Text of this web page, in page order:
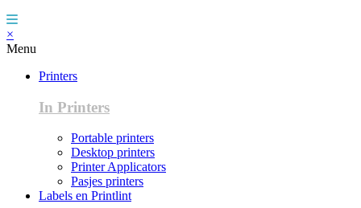
×
Menu
Printers
In Printers
Portable printers
Desktop printers
Printer Applicators
Pasjes printers
Labels en Printlint